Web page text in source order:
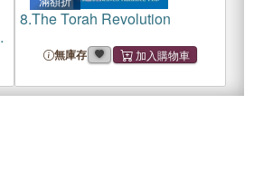
8.The Torah Revolution
無庫存